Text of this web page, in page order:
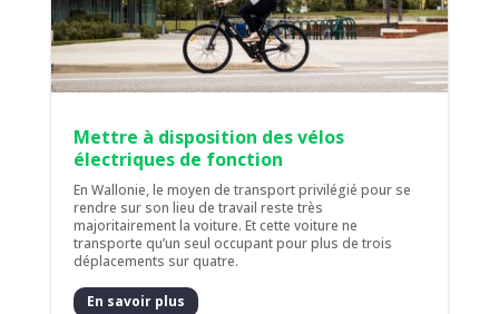
Mettre à disposition des vélos
électriques de fonction
En Wallonie, le moyen de transport privilégié pour se
rendre sur son lieu de travail reste très
majoritairement la voiture. Et cette voiture ne
transporte qu’un seul occupant pour plus de trois
déplacements sur quatre.
En savoir plus